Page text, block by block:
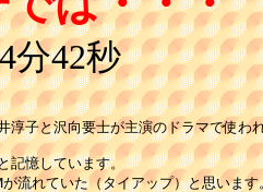
分42秒
淳子と沢向要士が主演のドラマで使わ
記憶しています。
が流れていた（タイアップ）と思います